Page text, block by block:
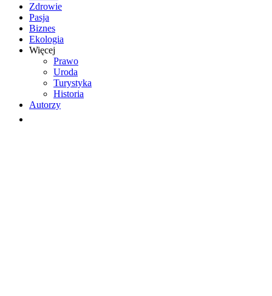
Zdrowie
Pasja
Biznes
Ekologia
Więcej
Prawo
Uroda
Turystyka
Historia
Autorzy